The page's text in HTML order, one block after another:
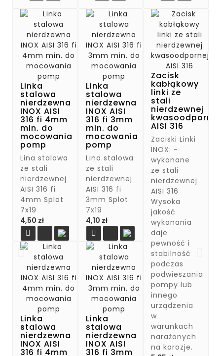
Linka
stalowa
nierdzewna
INOX AISI
316 fi 4mm
min. do
mocowania
pomp
Lina stalowa
ze stali
nierdzewnej
AISI 316 fi
4mm Splot
7x19
4,50 złCena

Linka
stalowa
nierdzewna
INOX AISI
316 fi 4mm
Linka
stalowa
nierdzewna
INOX AISI
316 fi 3mm
min. do
mocowania
pomp
Lina stalowa
ze stali
nierdzewnej
AISI 316 fi
3mm Splot
7x19
4,10 złCena

Linka
stalowa
nierdzewna
INOX AISI
316 fi 3mm
Zacisk
kabłąkowy
linki ze
stali
nierdzewnej
kwasoodpornej
AISI 316
Zaciski Linki
INOX: -
wykonane
ze stali
nierdzewnej
AISI 316
Wysoka
jakość
wykonania
daje
pewność i
stabilność
podczas
podwieszania
pompy lub
innego
urządzenia
w
warunkach
narażonych
na korozje.